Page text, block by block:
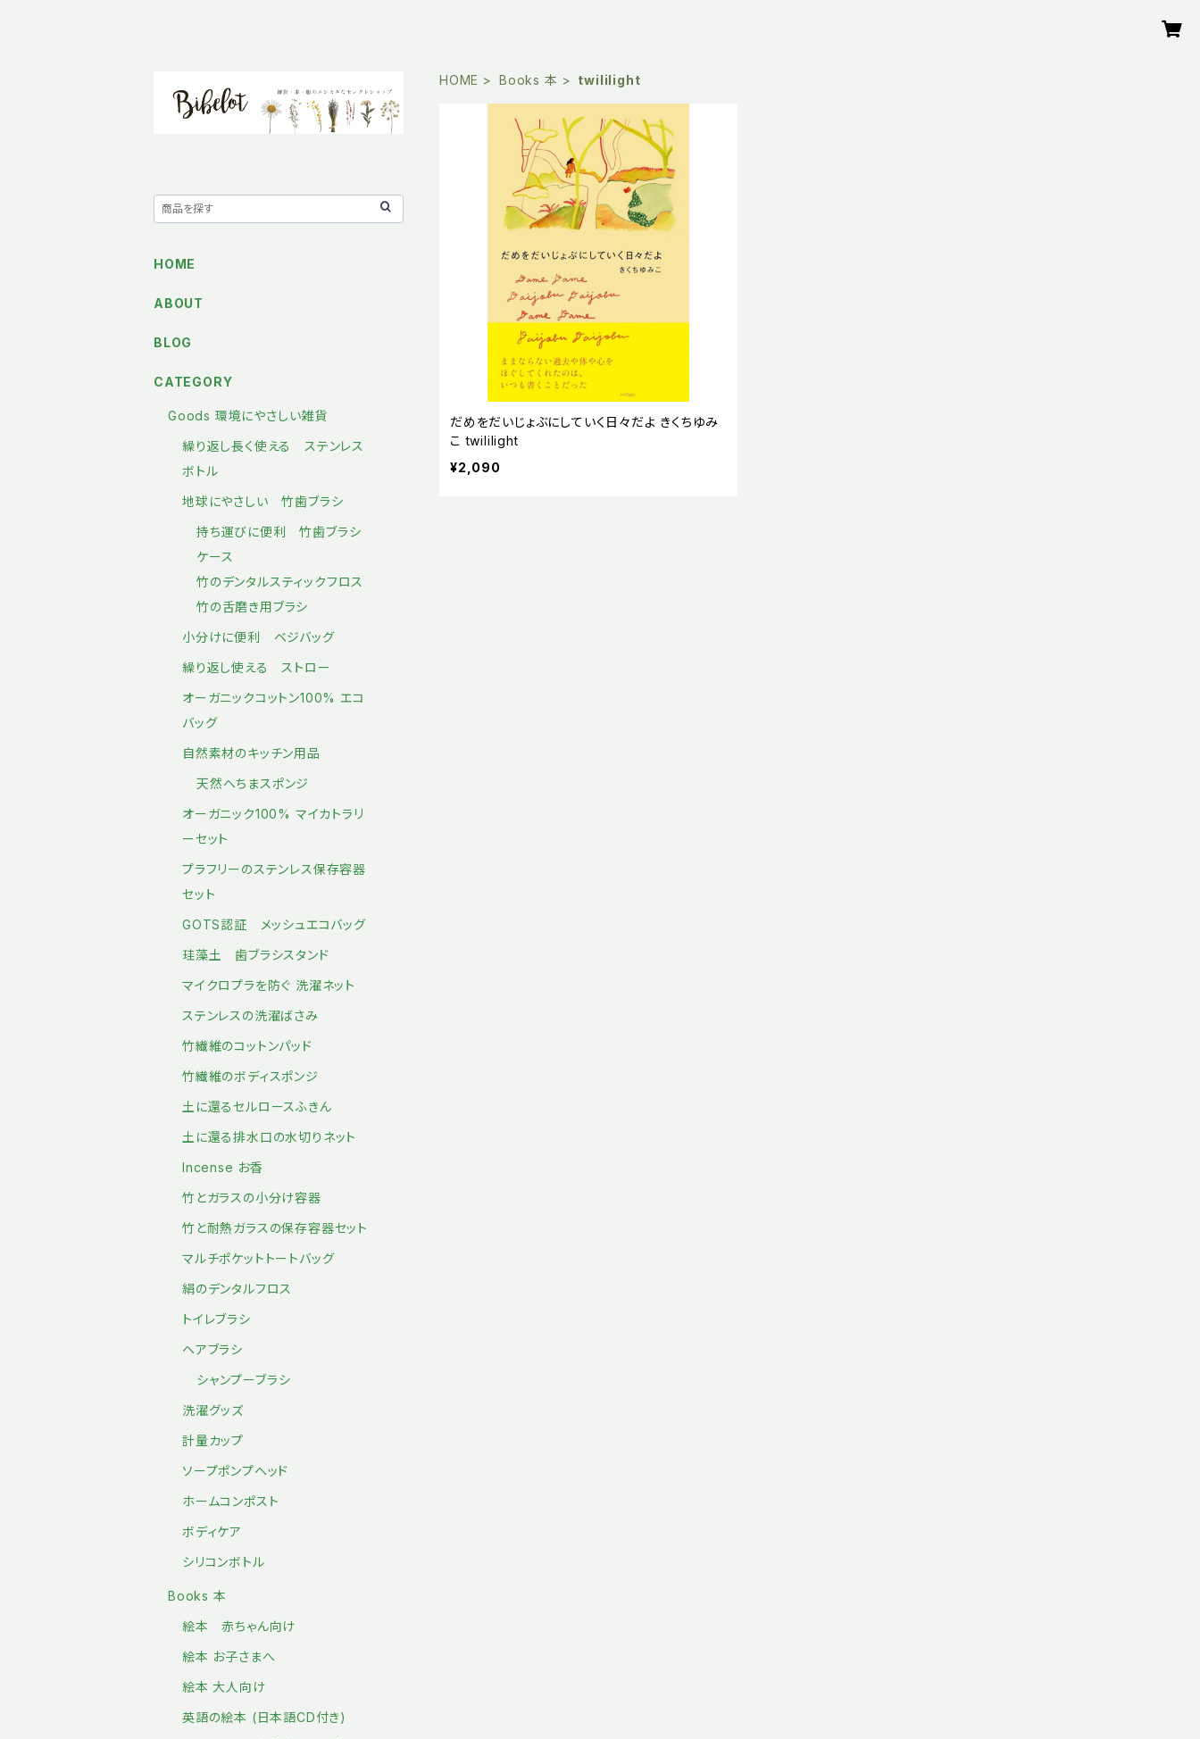
HOME Books 本 twililight
だめをだいじょぶにしていく日々だよ きくちゆみ
こ twililight
¥2,090
HOME
ABOUT
BLOG
CATEGORY
Goods 環境にやさしい雑貨
繰り返し長く使える ステンレス
ボトル
地球にやさしい 竹歯ブラシ
持ち運びに便利 竹歯ブラシ
ケース
竹のデンタルスティックフロス
竹の舌磨き用ブラシ
小分けに便利 ベジバッグ
繰り返し使える ストロー
オーガニックコットン100% エコ
バッグ
自然素材のキッチン用品
天然へちまスポンジ
オーガニック100% マイカトラリ
ーセット
プラフリーのステンレス保存容器
セット
GOTS認証 メッシュエコバッグ
珪藻土 歯ブラシスタンド
マイクロプラを防ぐ 洗濯ネット
ステンレスの洗濯ばさみ
竹繊維のコットンパッド
竹繊維のボディスポンジ
土に還るセルロースふきん
土に還る排水口の水切りネット
Incense お香
竹とガラスの小分け容器
竹と耐熱ガラスの保存容器セット
マルチポケットトートバッグ
絹のデンタルフロス
トイレブラシ
ヘアブラシ
シャンプーブラシ
洗濯グッズ
計量カップ
ソープポンプヘッド
ホームコンポスト
ボディケア
シリコンボトル
Books 本
絵本 赤ちゃん向け
絵本 お子さまへ
絵本 大人向け
英語の絵本 (日本語CD付き)